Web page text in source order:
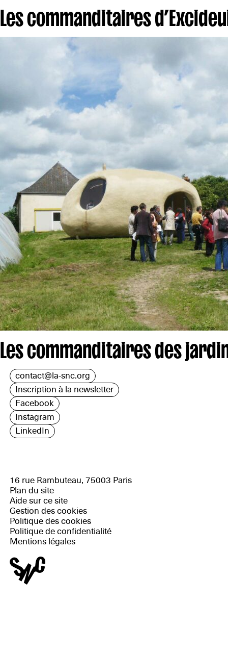
Les commanditaires
Les commanditaires des
contact@la-snc.org
Inscription à la newsletter
Facebook
Instagram
LinkedIn
16 rue Rambuteau, 75003 Paris
Plan du site
Aide sur ce site
Gestion des cookies
Politique des cookies
Politique de confidentialité
Mentions légales